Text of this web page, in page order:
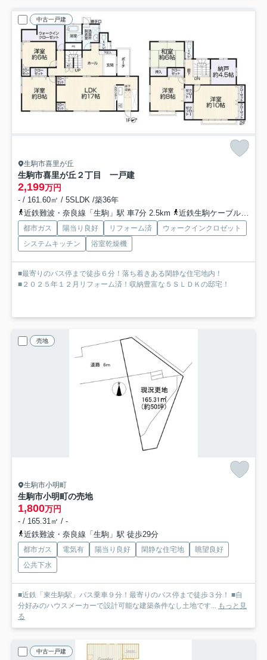
中古一戸建
生駒市喜里が丘
生駒市喜里が丘２丁目 一戸建
2,199万円
- / 161.60㎡ / 5SLDK /築36年
近鉄難波・奈良線「生駒」駅 車7分 2.5km
近鉄生駒ケーブル線「鳥居前」駅 徒歩35分
都市ガス 陽当り良好 リフォーム済
ウォークインクロゼット
システムキッチン
浴室乾燥機
■最寄りのバス停まで徒歩６分！落ち着きある閑静な住宅地内！
■２０２５年１２月リフォーム済！収納豊富な５ＳＬＤＫの邸宅！
売地
生駒市小明町
生駒市小明町の売地
1,800万円
- / 165.31㎡ / -
近鉄難波・奈良線「生駒」駅 徒歩29分
都市ガス 電気有 陽当り良好 閑静な住宅地
眺望良好
公共下水
■近鉄「東生駒駅」バス乗車９分！最寄りのバス停まで徒歩３分！ ■自
分好みのハウスメーカーで設計可能な建築条件なし土地です... もっと見
る
中古一戸建